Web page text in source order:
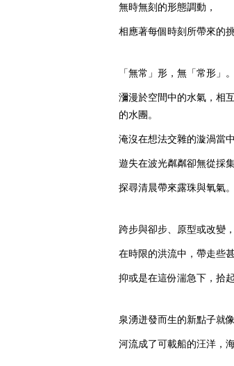
無時無刻的形態調動，
相應著每個時刻所帶來的挑
「無常」形，無「常形」。
瀰漫於空間中的水氣，相
的水團。
淹沒在想法交雜的漩渦當
遊失在波光粼粼卻無從採
探尋清晨帶來露珠與氧氣。
跨步與卻步、原型或改變，
在時限的洪流中，帶走些
抑或是在這份湍急下，拾
泉湧迸發而生的新點子就
河流成了可載船的汪洋，